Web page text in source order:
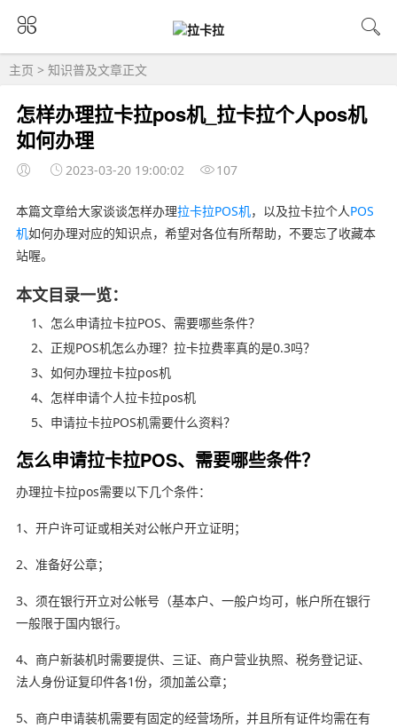
主页 > 知识普及文章正文
怎样办理拉卡拉pos机_拉卡拉个人pos机
如何办理
2023-03-20 19:00:02 107
本篇文章给大家谈谈怎样办理拉卡拉POS机，以及拉卡拉个人POS
机如何办理对应的知识点，希望对各位有所帮助，不要忘了收藏本
站喔。
本文目录一览：
1、怎么申请拉卡拉POS、需要哪些条件？
2、正规POS机怎么办理？拉卡拉费率真的是0.3吗？
3、如何办理拉卡拉pos机
4、怎样申请个人拉卡拉pos机
5、申请拉卡拉POS机需要什么资料？
怎么申请拉卡拉POS、需要哪些条件？
办理拉卡拉pos需要以下几个条件：
1、开户许可证或相关对公帐户开立证明；
2、准备好公章；
3、须在银行开立对公帐号（基本户、一般户均可，帐户所在银行
一般限于国内银行。
4、商户新装机时需要提供、三证、商户营业执照、税务登记证、
法人身份证复印件各1份，须加盖公章；
5、商户申请装机需要有固定的经营场所，并且所有证件均需在有